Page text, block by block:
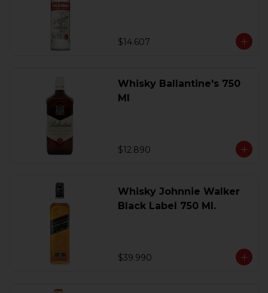
$14.607
Whisky Ballantine's 750
Ml
$12.890
Whisky Johnnie Walker
Black Label 750 Ml.
$39.990